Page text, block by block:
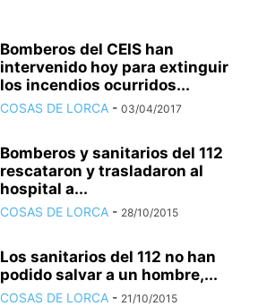
Bomberos del CEIS han
intervenido hoy para extinguir
los incendios ocurridos...
COSAS DE LORCA - 03/04/2017
Bomberos y sanitarios del 112
rescataron y trasladaron al
hospital a...
COSAS DE LORCA - 28/10/2015
Los sanitarios del 112 no han
podido salvar a un hombre,...
COSAS DE LORCA - 21/10/2015